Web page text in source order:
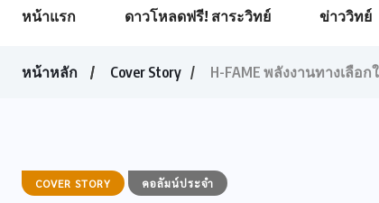
หน้าแรก ดาวโหลดฟรี! สาระวิทย์ ข่าววิทย์
หน้าหลัก Cover Story H-FAME พลังงานทางเลือ
COVER STORY คอลัมน์ประจำ